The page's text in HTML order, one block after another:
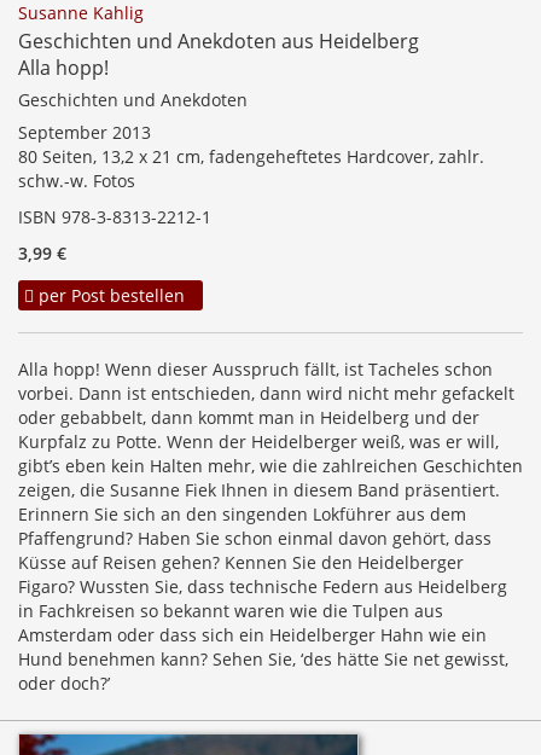
Susanne Kahlig
Geschichten und Anekdoten aus Heidelberg
Alla hopp!
Geschichten und Anekdoten
September 2013
80 Seiten, 13,2 x 21 cm, fadengeheftetes Hardcover, zahlr.
schw.-w. Fotos
ISBN 978-3-8313-2212-1
3,99 €
per Post bestellen
Alla hopp! Wenn dieser Ausspruch fällt, ist Tacheles schon
vorbei. Dann ist entschieden, dann wird nicht mehr gefackelt
oder gebabbelt, dann kommt man in Heidelberg und der
Kurpfalz zu Potte. Wenn der Heidelberger weiß, was er will,
gibt’s eben kein Halten mehr, wie die zahlreichen Geschichten
zeigen, die Susanne Fiek Ihnen in diesem Band präsentiert.
Erinnern Sie sich an den singenden Lokführer aus dem
Pfaffengrund? Haben Sie schon einmal davon gehört, dass
Küsse auf Reisen gehen? Kennen Sie den Heidelberger
Figaro? Wussten Sie, dass technische Federn aus Heidelberg
in Fachkreisen so bekannt waren wie die Tulpen aus
Amsterdam oder dass sich ein Heidelberger Hahn wie ein
Hund benehmen kann? Sehen Sie, ‘des hätte Sie net gewisst,
oder doch?’